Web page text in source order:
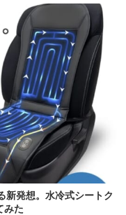
新発想。水冷式シートク
みた